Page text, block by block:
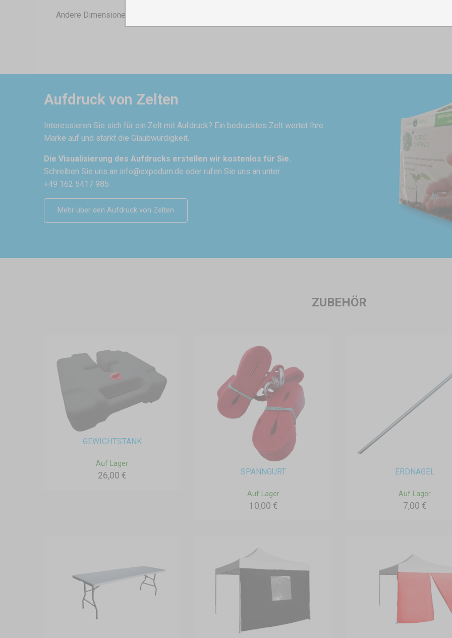
Andere Dimensionen:
Aufdruck von Zelten
Interessieren Sie sich für ein Zelt mit Aufdruck? Ein bedrucktes Zelt wertet Ihre
Marke auf und stärkt die Glaubwürdigkeit.
Die Visualisierung des Aufdrucks erstellen wir kostenlos für Sie.
Schreiben Sie uns an info@expodum.de oder rufen Sie uns an unter
+49 162 5417 985
Mehr über den Aufdruck von Zelten
ZUBEHÖR
GEWICHTSTANK
Auf Lager
26,00 € SPANNGURT
Auf Lager
10,00 €
ERDNAGEL
Auf Lager
7,00 €